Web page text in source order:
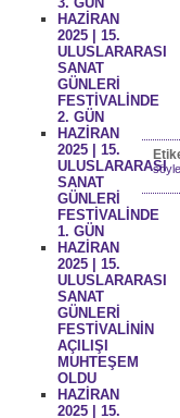
HAZİRAN
2025 | 15.
ULUSLARARASI
SANAT
GÜNLERİ
FESTİVALİNDE
2. GÜN
HAZİRAN
2025 | 15.
ULUSLARARASI
SANAT
GÜNLERİ
FESTİVALİNDE
1. GÜN
HAZİRAN
2025 | 15.
ULUSLARARASI
SANAT
GÜNLERİ
FESTİVALİNİN
AÇILIŞI
MUHTEŞEM
OLDU
HAZİRAN
2025 | 15.